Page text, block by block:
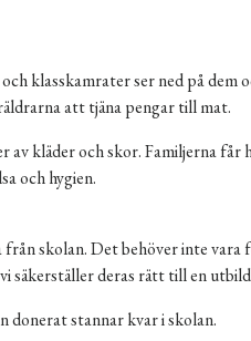
klasskamrater ser ned på dem
att tjäna pengar till mat.
kläder och skor. Familjerna
och hygien.
skolan. Det behöver inte
säkerställer deras rätt till en
donerat stannar kvar i skolan.